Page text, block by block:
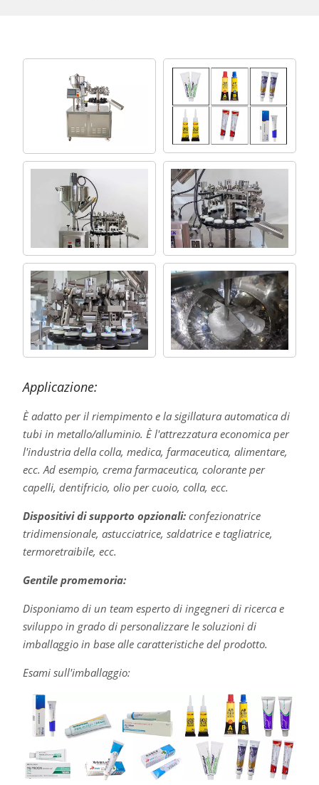
Applicazione:
È adatto per il riempimento e la sigillatura automatica di
tubi in metallo/alluminio. È l'attrezzatura economica per
l'industria della colla, medica, farmaceutica, alimentare,
ecc. Ad esempio, crema farmaceutica, colorante per
capelli, dentifricio, olio per cuoio, colla, ecc.
Dispositivi di supporto opzionali:confezionatrice
tridimensionale, astucciatrice, saldatrice e tagliatrice,
termoretraibile, ecc.
Gentile promemoria:
Disponiamo di un team esperto di ingegneri di ricerca e
sviluppo in grado di personalizzare le soluzioni di
imballaggio in base alle caratteristiche del prodotto.
Esami sull'imballaggio: